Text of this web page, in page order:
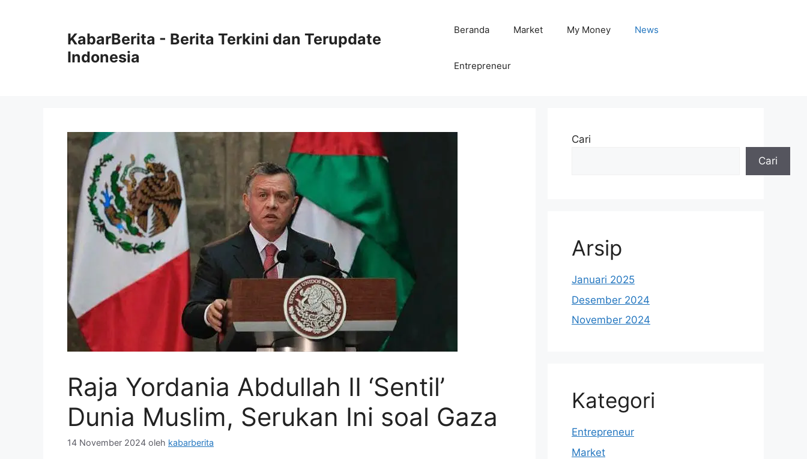
KabarBerita - Berita Terkini dan Terupdate
Indonesia
Beranda Market My Money News
Entrepreneur
Raja Yordania Abdullah II ‘Sentil’
Dunia Muslim, Serukan Ini soal Gaza
14 November 2024 oleh kabarberita
Cari
Cari
Arsip
Januari 2025
Desember 2024
November 2024
Kategori
Entrepreneur
Market